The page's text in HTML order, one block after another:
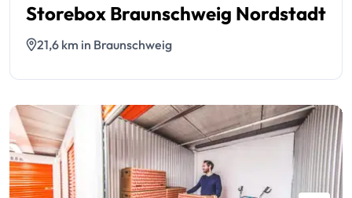
Storebox Braunschweig Nordstadt
21,6 km in Braunschweig